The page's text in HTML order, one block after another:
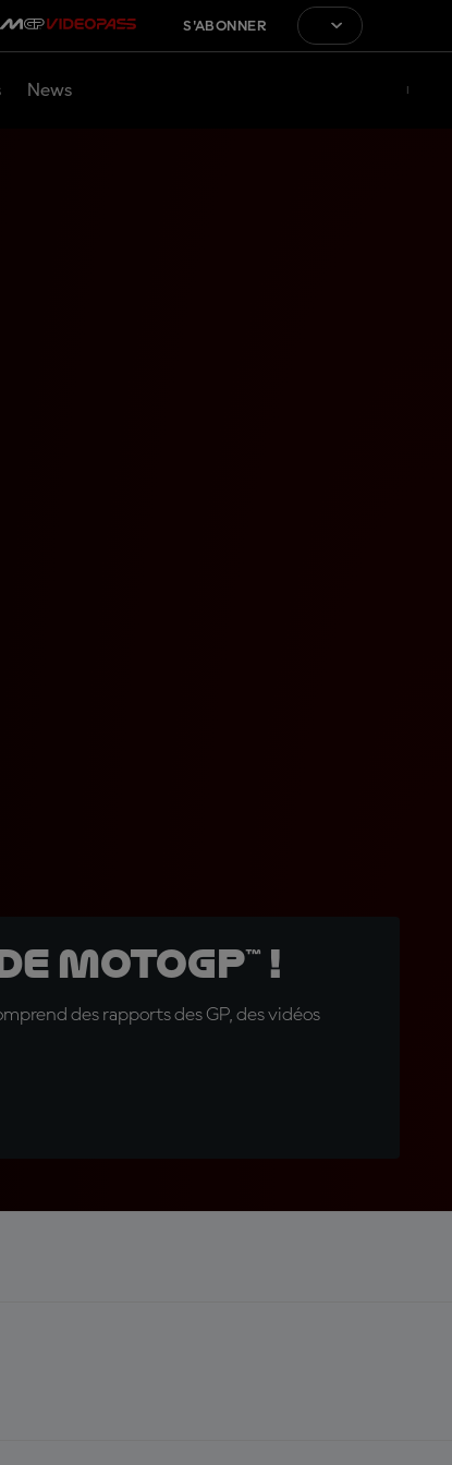
S'ABONNER
News
MotoGP™ !
des rapports des GP, des vidéos